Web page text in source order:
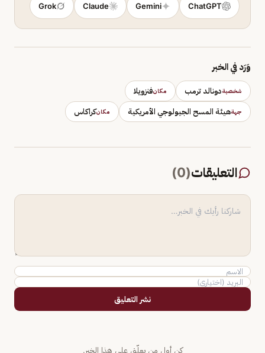
ChatGPT
Gemini
Claude
Grok
وَرَد في الخبر
شخصيةدونالد ترمب مكانفنزويلا
جهةهيئة المسح الجيولوجي الأمريكية مكانكراكاس
التعليقات(
0
)
نشر التعليق
كن أول من يعلّق على هذا الخبر.